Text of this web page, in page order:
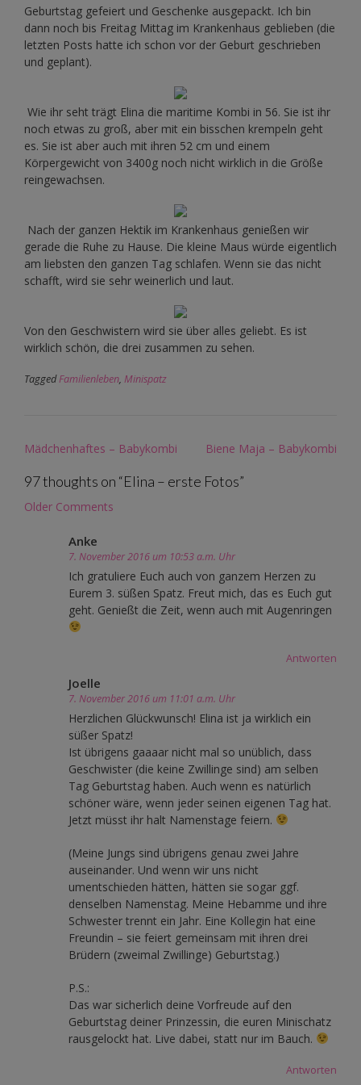
Geburtstag gefeiert und Geschenke ausgepackt. Ich bin
dann noch bis Freitag Mittag im Krankenhaus geblieben (die
letzten Posts hatte ich schon vor der Geburt geschrieben
und geplant).
Wie ihr seht trägt Elina die maritime Kombi in 56. Sie ist ihr
noch etwas zu groß, aber mit ein bisschen krempeln geht
es. Sie ist aber auch mit ihren 52 cm und einem
Körpergewicht von 3400g noch nicht wirklich in die Größe
reingewachsen.
Nach der ganzen Hektik im Krankenhaus genießen wir
gerade die Ruhe zu Hause. Die kleine Maus würde eigentlich
am liebsten den ganzen Tag schlafen. Wenn sie das nicht
schafft, wird sie sehr weinerlich und laut.
Von den Geschwistern wird sie über alles geliebt. Es ist
wirklich schön, die drei zusammen zu sehen.
TaggedFamilienleben, Minispatz
Post
Mädchenhaftes – Babykombi Biene Maja – Babykombi
97 thoughts on “Elina – erste Fotos”
Comment
navigation
Older Comments
Anke
7. November 2016 um 10:53 a.m. Uhr
Ich gratuliere Euch auch von ganzem Herzen zu
Eurem 3. süßen Spatz. Freut mich, das es Euch gut
geht. Genießt die Zeit, wenn auch mit Augenringen
Antworten
Joelle
7. November 2016 um 11:01 a.m. Uhr
Herzlichen Glückwunsch! Elina ist ja wirklich ein
süßer Spatz!
Ist übrigens gaaaar nicht mal so unüblich, dass
Geschwister (die keine Zwillinge sind) am selben
Tag Geburtstag haben. Auch wenn es natürlich
schöner wäre, wenn jeder seinen eigenen Tag hat.
Jetzt müsst ihr halt Namenstage feiern.
(Meine Jungs sind übrigens genau zwei Jahre
auseinander. Und wenn wir uns nicht
umentschieden hätten, hätten sie sogar ggf.
denselben Namenstag. Meine Hebamme und ihre
Schwester trennt ein Jahr. Eine Kollegin hat eine
Freundin – sie feiert gemeinsam mit ihren drei
Brüdern (zweimal Zwillinge) Geburtstag.)
P.S.:
Das war sicherlich deine Vorfreude auf den
Geburtstag deiner Prinzessin, die euren Minischatz
rausgelockt hat. Live dabei, statt nur im Bauch.
Antworten